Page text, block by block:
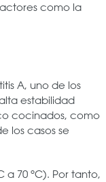
como la
A, uno de los
estabilidad
cocinados, como
los casos se
a 70 ºC). Por tanto,